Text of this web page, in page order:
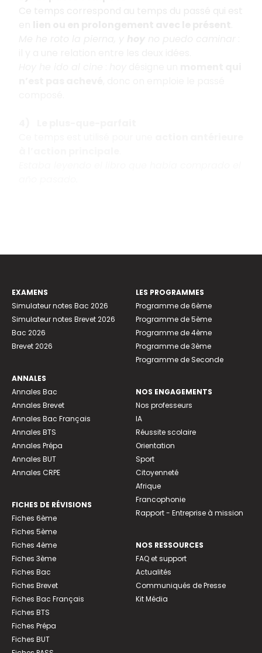
EXAMENS
Simulateur notes Bac 2026
Simulateur notes Brevet 2026
Bac 2026
Brevet 2026
ANNALES
Annales Bac
Annales Brevet
Annales Bac Français
Annales BTS
Annales Prépa
Annales BUT
Annales CRPE
FICHES DE RÉVISIONS
Fiches 6ème
Fiches 5ème
Fiches 4ème
Fiches 3ème
Fiches Bac
Fiches Brevet
Fiches Bac Français
Fiches BTS
Fiches Prépa
Fiches BUT
LES PROGRAMMES
Programme de 6ème
Programme de 5ème
Programme de 4ème
Programme de 3ème
Programme de Seconde
NOS ENGAGEMENTS
Nos professeurs
IA
Réussite scolaire
Orientation
Sport
Citoyenneté
Afrique
Francophonie
Rapport - Entreprise à mission
NOS RESSOURCES
FAQ et support
Actualités
Communiqués de Presse
Kit Média